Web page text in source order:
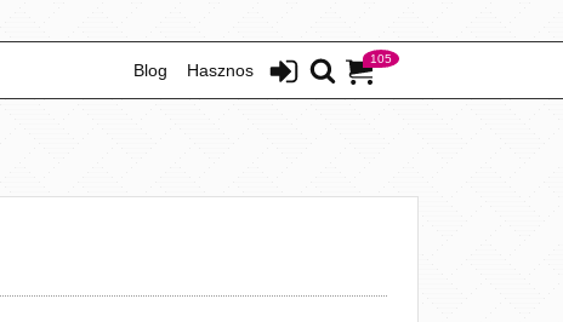
105
Hasznos
Blog